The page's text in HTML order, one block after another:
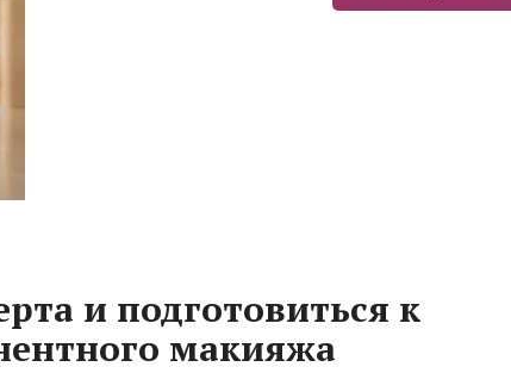
и подготовиться к
макияжа